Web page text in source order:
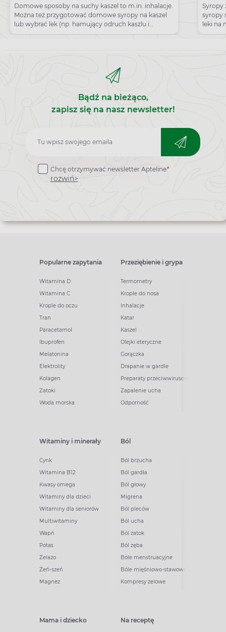
na suchy kaszel
Domowe sposoby na suchy kaszel to m.in. inhalacje.
Można też przygotować domowe syropy na kaszel
lub wybrać lek (np. hamujący odruch kaszlu i
wykrztuśny).
Syropy
syropy
leki na
Bądź na bieżąco,
zapisz się na nasz newsletter!
Zapisz
newslettera
Chcę otrzymywać newsletter Apteline*
rozwiń>
Popularne zapytania
Witamina D
Witamina C
Krople do oczu
Tran
Paracetamol
Ibuprofen
Melatonina
Elektrolity
Kolagen
Zatoki
Woda morska
Przeziębienie i grypa
Termometry
Krople do nosa
Inhalacje
Katar
Kaszel
Olejki eteryczne
Gorączka
Drapanie w gardle
Preparaty przeciwwirusowe
Zapalenie ucha
Odporność
Witaminy i minerały
Cynk
Witamina B12
Kwasy omega
Witaminy dla dzieci
Witaminy dla seniorów
Multiwitaminy
Wapń
Potas
Żelazo
Żeń-szeń
Magnez
Ból
Ból brzucha
Ból gardła
Ból głowy
Migrena
Ból pleców
Ból ucha
Ból zatok
Ból zęba
Bóle menstruacyjne
Bóle mięśniowo-stawowe
Kompresy żelowe
Mama i dziecko Na receptę